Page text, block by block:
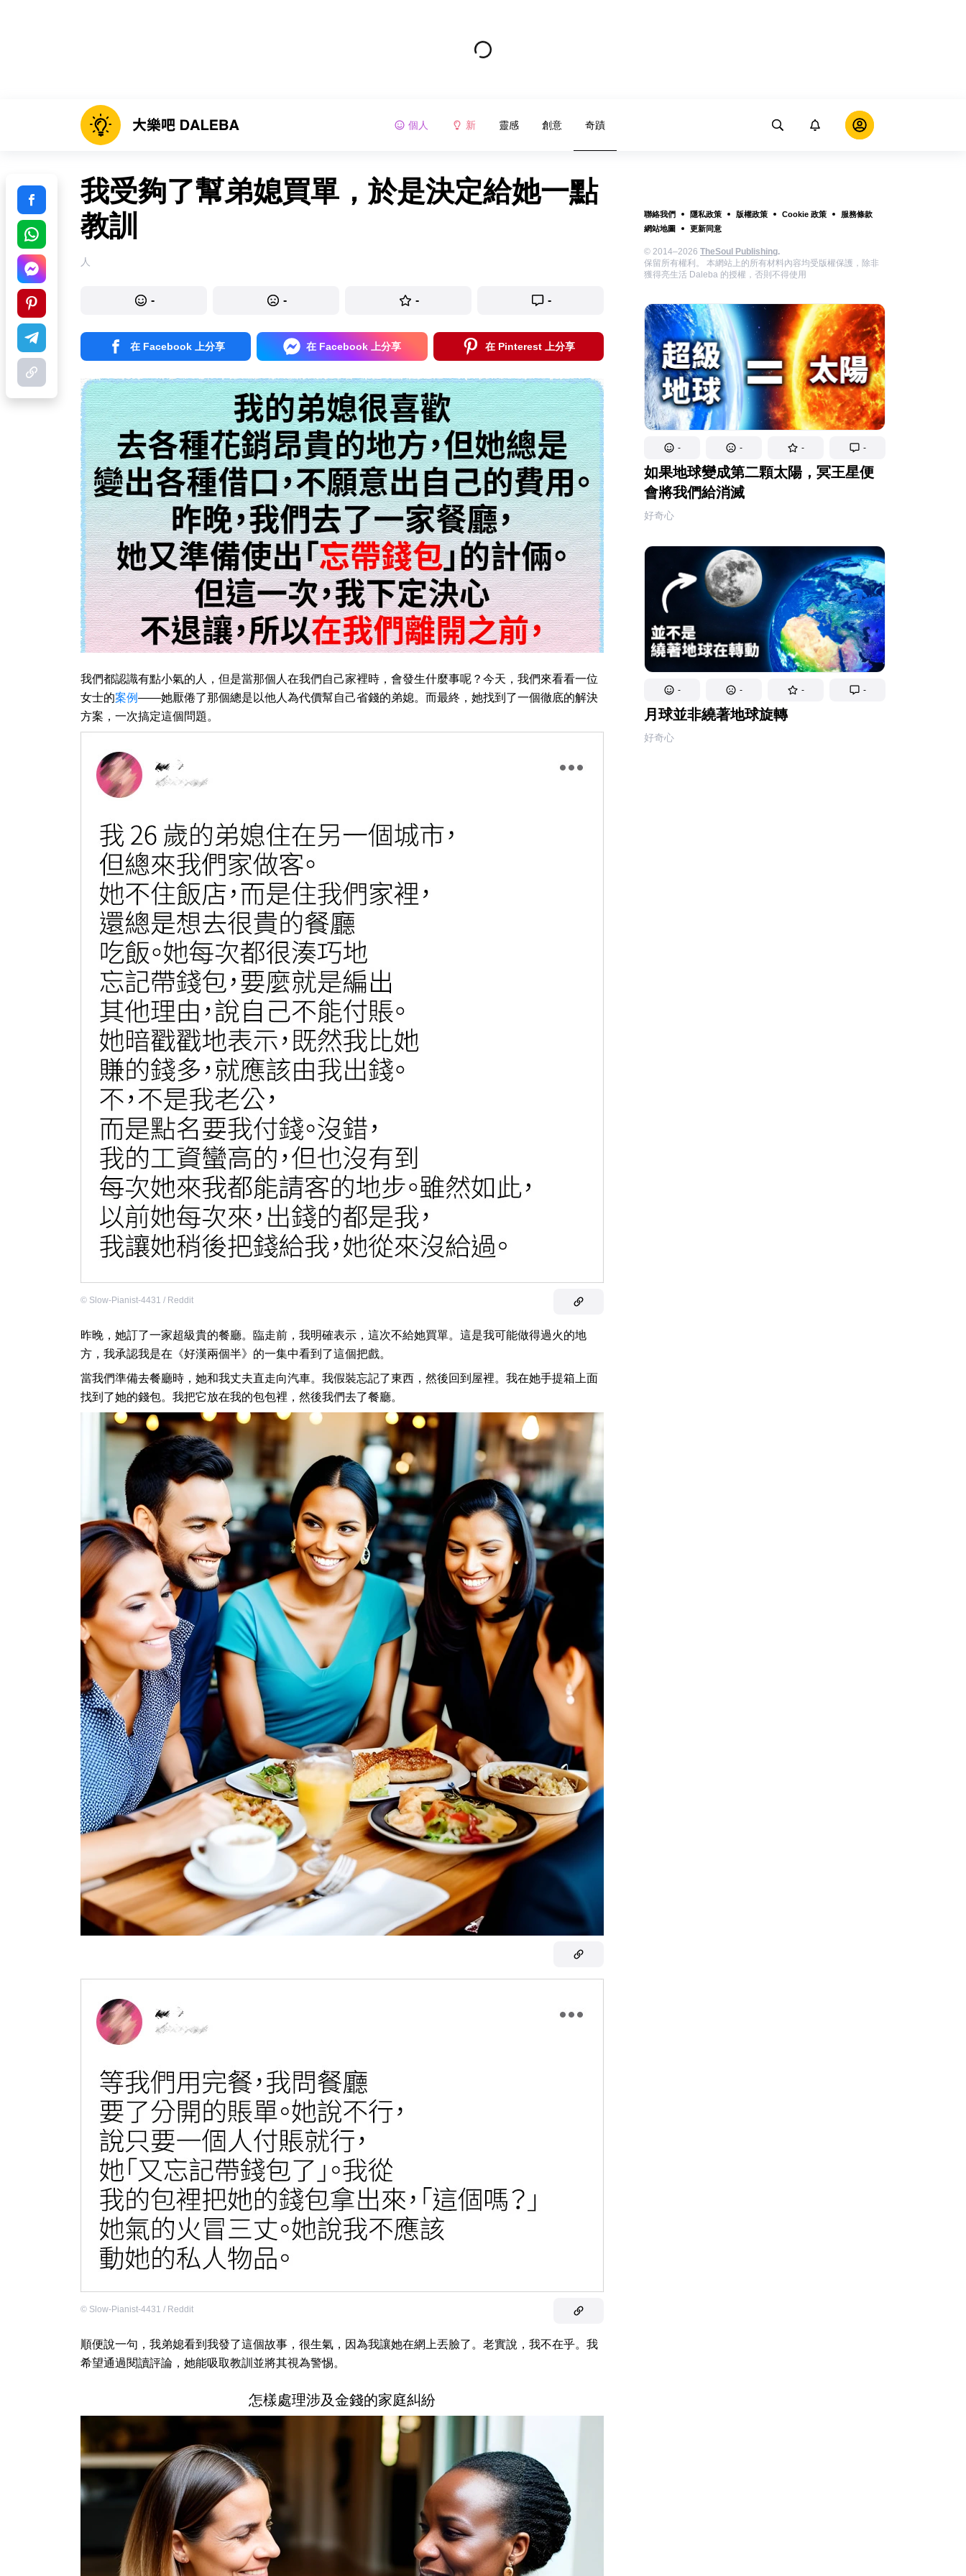
個人 新 靈感 創意 奇蹟
聯絡我們 隱私政策 版權政策 Cookie 政策
服務條款
網站地圖
更新同意
© 2014–2026 TheSoul Publishing.
保留所有權利。 本網站上的所有材料內容均受版權保護，除非
獲得亮生活 Daleba 的授權，否則不得使用
- - - -
如果地球變成第二顆太陽，冥王星便
會將我們給消滅
好奇心
- - - -
月球並非繞著地球旋轉
好奇心
我受夠了幫弟媳買單，於是決定給她一點
教訓
人
- - - -
在 Facebook 上分享 在 Facebook 上分享 在 Pinterest 上分享
我們都認識有點小氣的人，但是當那個人在我們自己家裡時，會發生什麼事呢？今天，我們來看看一位
女士的案例——她厭倦了那個總是以他人為代價幫自己省錢的弟媳。而最終，她找到了一個徹底的解決
方案，一次搞定這個問題。
© Slow-Pianist-4431 / Reddit
昨晚，她訂了一家超級貴的餐廳。臨走前，我明確表示，這次不給她買單。這是我可能做得過火的地
方，我承認我是在《好漢兩個半》的一集中看到了這個把戲。
當我們準備去餐廳時，她和我丈夫直走向汽車。我假裝忘記了東西，然後回到屋裡。我在她手提箱上面
找到了她的錢包。我把它放在我的包包裡，然後我們去了餐廳。
© Slow-Pianist-4431 / Reddit
順便說一句，我弟媳看到我發了這個故事，很生氣，因為我讓她在網上丟臉了。老實說，我不在乎。我
希望通過閱讀評論，她能吸取教訓並將其視為警惕。
怎樣處理涉及金錢的家庭糾紛